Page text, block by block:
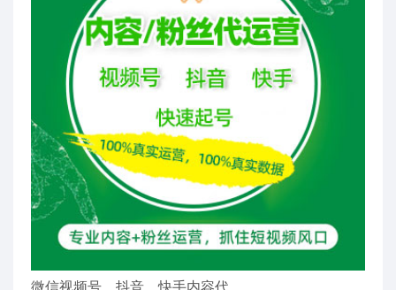
微信视频号、抖音、快手内容代